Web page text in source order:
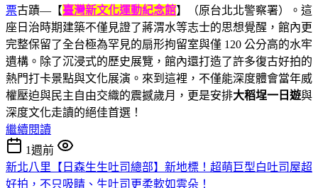
票古蹟—【臺灣新文化運動紀念館】（原台北北警察署）。這
座日治時期建築不僅見證了蔣渭水等志士的思想覺醒，館內更
完整保留了全台極為罕見的扇形拘留室與僅 120 公分高的水牢
遺構。除了沉浸式的歷史展覽，館內還打造了許多復古好拍的
熱門打卡景點與文化展演。來到這裡，不僅能深度體會當年威
權壓迫與民主自由交織的震撼歲月，更是安排大稻埕一日遊與
深度文化走讀的絕佳首選！
繼續閱讀
1週前
新北八里【日森生生吐司總部】新地標！超萌巨型白吐司屋超
好拍，不只吸睛、生吐司更柔軟如雲朵！